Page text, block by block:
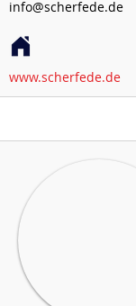
info@scherfede.de
www.scherfede.de